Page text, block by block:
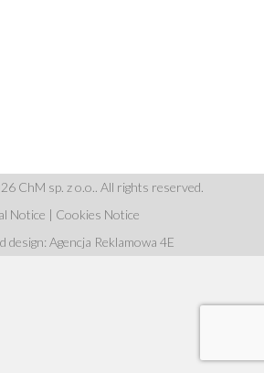
ChM sp. z o.o.. All rights reserved.
Notice | Cookies Notice
design: Agencja Reklamowa 4E